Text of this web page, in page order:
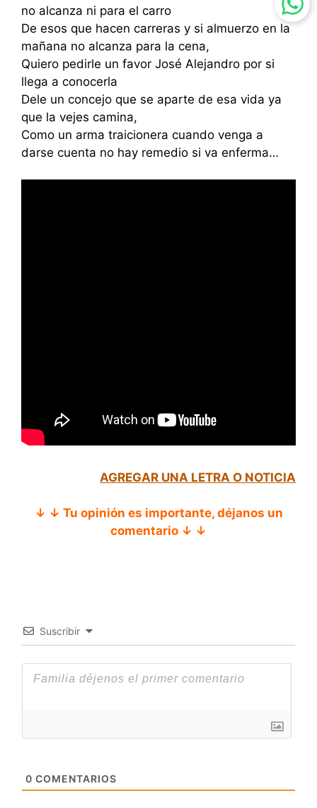
no alcanza ni para el carro
De esos que hacen carreras y si almuerzo en la
mañana no alcanza para la cena,
Quiero pedirle un favor José Alejandro por si
llega a conocerla
Dele un concejo que se aparte de esa vida ya
que la vejes camina,
Como un arma traicionera cuando venga a
darse cuenta no hay remedio si va enferma…
AGREGAR UNA LETRA O NOTICIA
↓ ↓ Tu opinión es importante, déjanos un
comentario ↓ ↓
Suscribir
0 COMENTARIOS